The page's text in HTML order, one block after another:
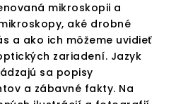
mikroskopii a
aké drobné
a ako ich môžeme uvidieť
zariadení. Jazyk
sa popisy
a zábavné fakty. Na